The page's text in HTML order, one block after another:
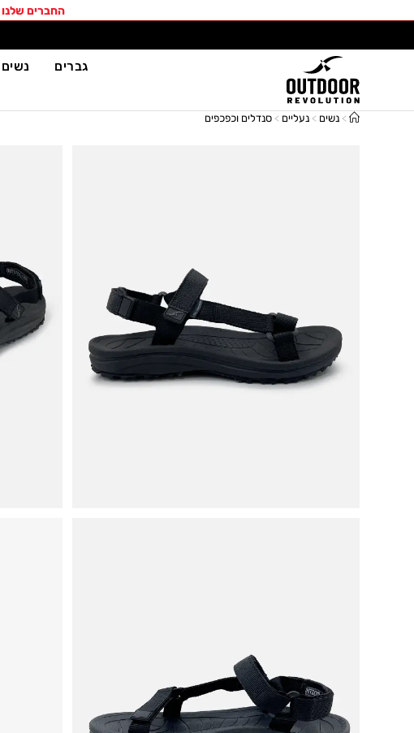
החברים שלנו
גברים נשים
>נשים >נעליים >סנדלים וכפכפים